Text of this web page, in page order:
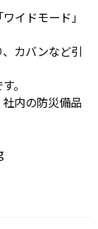
イドモード」
カバンなど引
。
内の防災備品